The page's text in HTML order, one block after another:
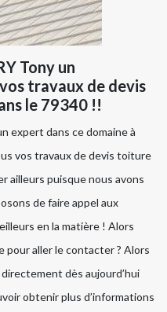
Tony un
travaux de devis
le 79340 !!
expert dans ce domaine à
vos travaux de devis toiture
ailleurs puisque nous avons
de faire appel aux
en la matière ! Alors
pour aller le contacter ? Alors
dès aujourd’hui
obtenir plus d’informations